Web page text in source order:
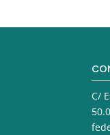
C/